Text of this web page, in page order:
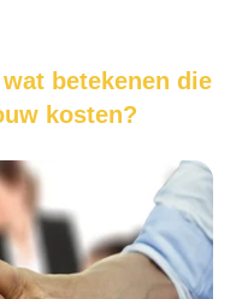
betekenen die
kosten?